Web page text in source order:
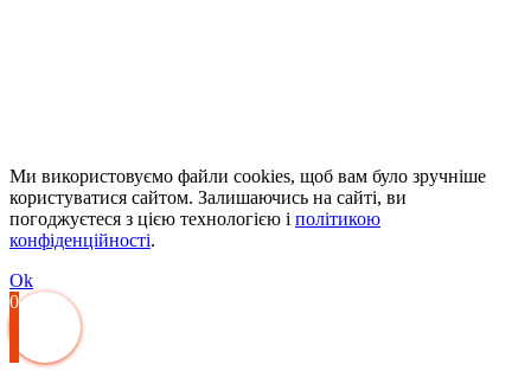
Ми використовуємо файли cookies, щоб вам було зручніше
користуватися сайтом. Залишаючись на сайті, ви
погоджуєтеся з цією технологією і політикою
конфіденційності.
Ok
0